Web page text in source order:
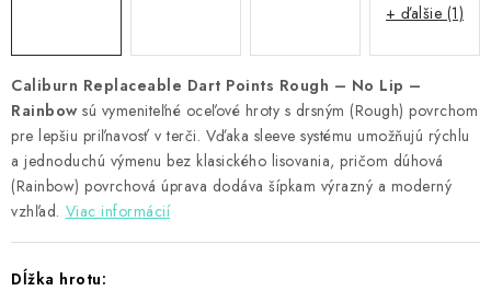
Kontakty Hodnotenie obchodu
Caliburn Replaceable Dart Points Rough – No Lip –
Rainbowsú vymeniteľné oceľové hroty s drsným (Rough) povrchom
pre lepšiu priľnavosť v terči. Vďaka sleeve systému umožňujú rýchlu
a jednoduchú výmenu bez klasického lisovania, pričom dúhová
(Rainbow) povrchová úprava dodáva šípkam výrazný a moderný
vzhľad. Viac informácií
Dĺžka hrotu:
+ ďalšie (1)